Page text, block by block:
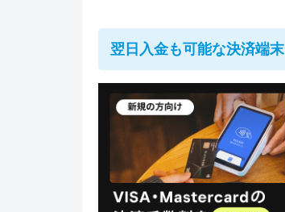
翌日入金も可能な決済端末